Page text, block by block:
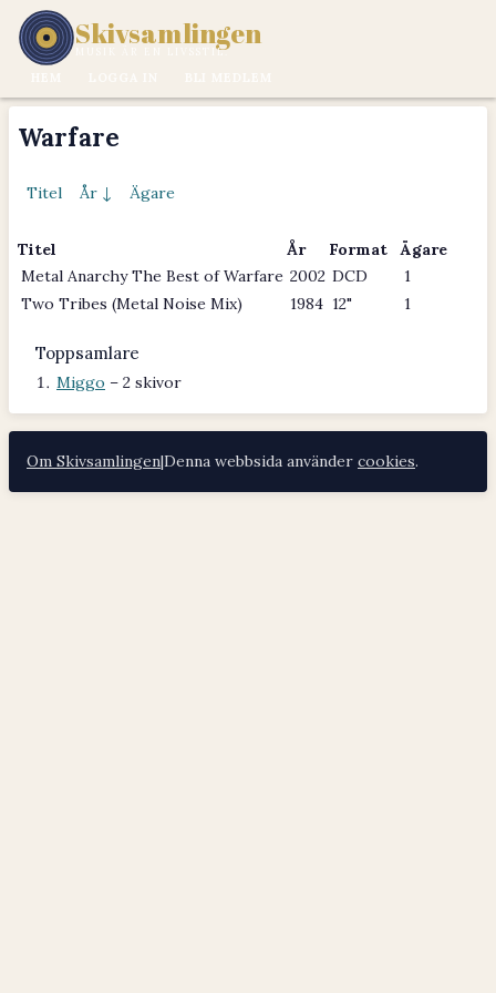
Skivsamlingen
MUSIK ÄR EN LIVSSTIL.
Warfare
Titel År ↓ Ägare
Titel År Format
Ägare
Metal Anarchy The Best of Warfare 2002 DCD
1
Two Tribes (Metal Noise Mix)
1984 12" 1
Toppsamlare
Miggo – 2 skivor
Om Skivsamlingen|Denna webbsida använder cookies.